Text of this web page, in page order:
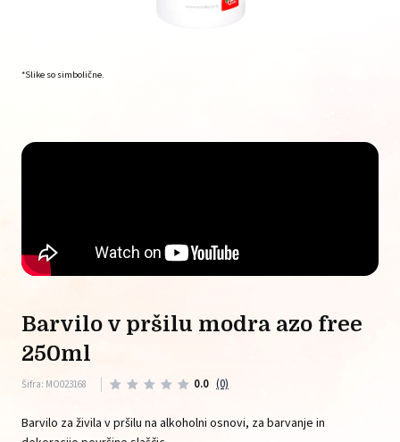
*Slike so simbolične.
barvilo v pršilu modra azo free
250ml
Šifra: MO023168 0.0 (0)
Barvilo za živila v pršilu na alkoholni osnovi, za barvanje in